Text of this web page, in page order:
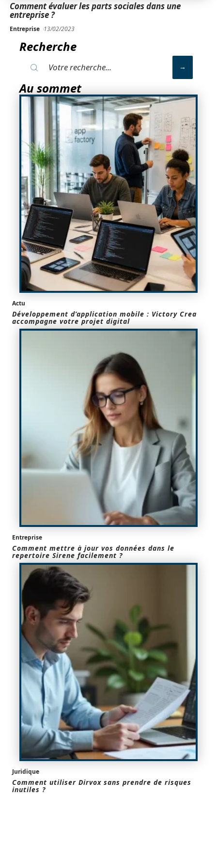
Comment évaluer les parts sociales dans une
entreprise ?
Entreprise 13/02/2023
Recherche
Au sommet
Actu
Développement d’application mobile : Victory Crea
accompagne votre projet digital
Entreprise
Comment mettre à jour vos données dans le
repertoire Sirene facilement ?
Juridique
Comment utiliser Dirvox sans prendre de risques
inutiles ?